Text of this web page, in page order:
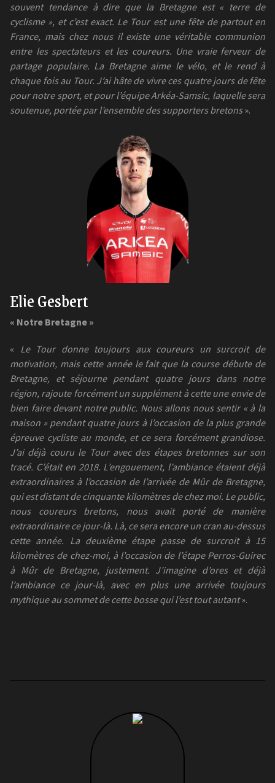
souvent tendance à dire que la Bretagne est « terre de
cyclisme », et c’est exact. Le Tour est une fête de partout en
France, mais chez nous il existe une véritable communion
entre les spectateurs et les coureurs. Une vraie ferveur de
partage populaire. La Bretagne aime le vélo, et le rend à
chaque fois au Tour. J’ai hâte de vivre ces quatre jours de fête
pour notre sport, et pour l’équipe Arkéa-Samsic, laquelle sera
soutenue, portée par l’ensemble des supporters bretons».
Elie Gesbert
« Notre Bretagne »
« Le Tour donne toujours aux coureurs un surcroit de
motivation, mais cette année le fait que la course débute de
Bretagne, et séjourne pendant quatre jours dans notre
région, rajoute forcément un supplément à cette une envie de
bien faire devant notre public. Nous allons nous sentir « à la
maison » pendant quatre jours à l’occasion de la plus grande
épreuve cycliste au monde, et ce sera forcément grandiose.
J’ai déjà couru le Tour avec des étapes bretonnes sur son
tracé. C’était en 2018. L’engouement, l’ambiance étaient déjà
extraordinaires à l’occasion de l’arrivée de Mûr de Bretagne,
qui est distant de cinquante kilomètres de chez moi. Le public,
nous coureurs bretons, nous avait porté de manière
extraordinaire ce jour-là. Là, ce sera encore un cran au-dessus
cette année. La deuxième étape passe de surcroit à 15
kilomètres de chez-moi, à l’occasion de l’étape Perros-Guirec
à Mûr de Bretagne, justement. J’imagine d’ores et déjà
l’ambiance ce jour-là, avec en plus une arrivée toujours
mythique au sommet de cette bosse qui l’est tout autant».